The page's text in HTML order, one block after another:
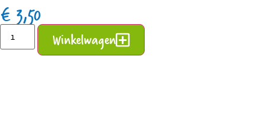
€ 3,50
Winkelwagen